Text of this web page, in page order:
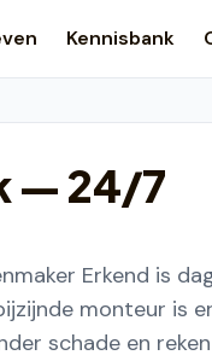
Kennisbank
— 24/7
Erkend is
monteur is
schade en